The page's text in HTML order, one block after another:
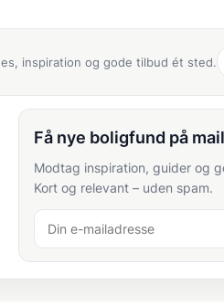
inspiration og gode tilbud ét sted.
Få nye boligfund på mail
Modtag inspiration, guider og
Kort og relevant – uden spam.